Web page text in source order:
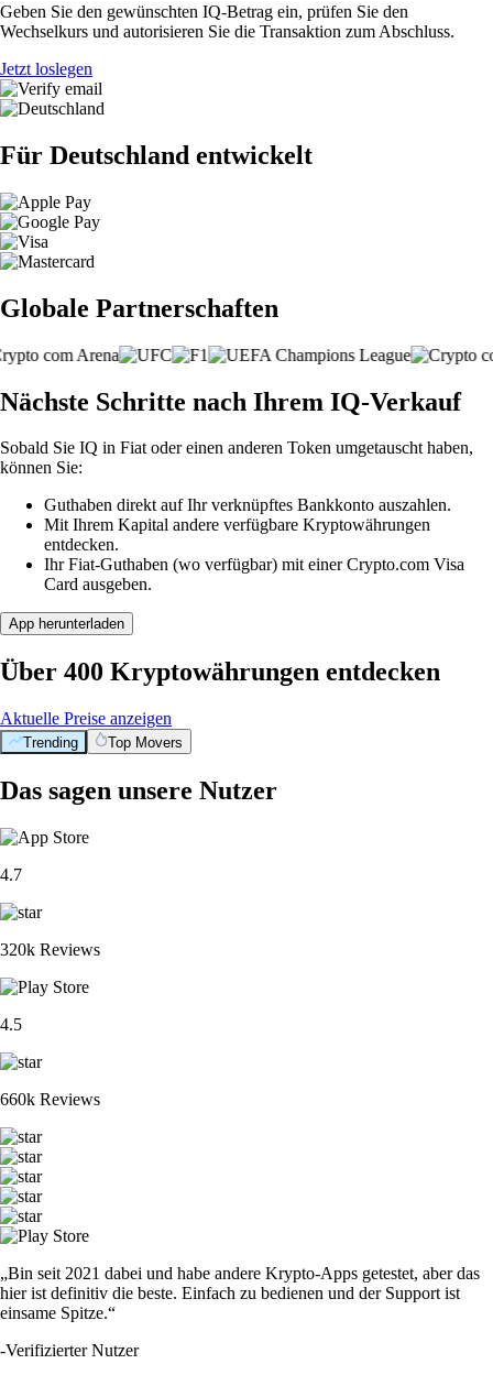
Geben Sie den gewünschten IQ-Betrag ein, prüfen Sie den
Wechselkurs und autorisieren Sie die Transaktion zum Abschluss.
Jetzt loslegen
Für Deutschland entwickelt
Globale Partnerschaften
Nächste Schritte nach Ihrem IQ-Verkauf
Sobald Sie IQ in Fiat oder einen anderen Token umgetauscht haben,
können Sie:
Guthaben direkt auf Ihr verknüpftes Bankkonto auszahlen.
Mit Ihrem Kapital andere verfügbare Kryptowährungen
entdecken.
Ihr Fiat-Guthaben (wo verfügbar) mit einer Crypto.com Visa
Card ausgeben.
App herunterladen
Über 400 Kryptowährungen entdecken
Aktuelle Preise anzeigen
Trending Top Movers
Das sagen unsere Nutzer
4.7
320k Reviews
4.5
660k Reviews
„Bin seit 2021 dabei und habe andere Krypto-Apps getestet, aber das
hier ist definitiv die beste. Einfach zu bedienen und der Support ist
einsame Spitze.“
-Verifizierter Nutzer